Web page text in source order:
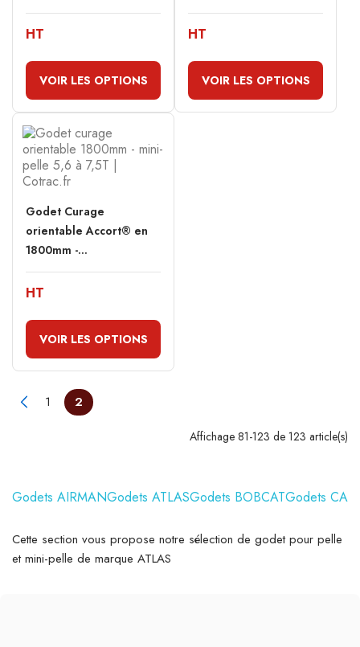
HT
VOIR LES OPTIONS
HT
VOIR LES OPTIONS
Godet Curage
orientable Accort® en
1800mm -...
HT
VOIR LES OPTIONS
Affichage 81-123 de 123 article(s)
1 2
Godets AIRMANGodets ATLASGodets BOBCATGodets
Cette section vous propose notre sélection de godet pour pelle
et mini-pelle de marque ATLAS